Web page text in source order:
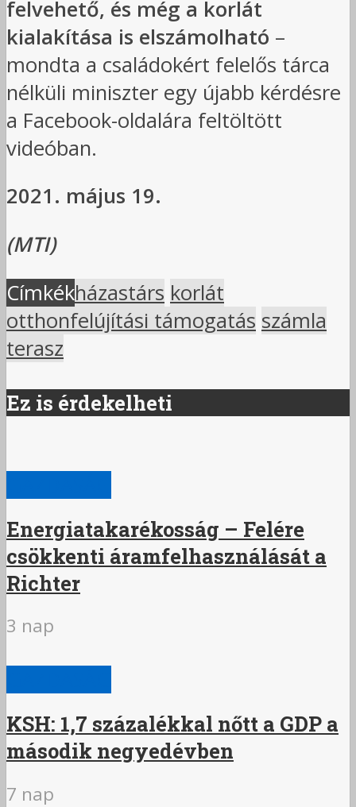
felvehető, és még a korlát
kialakítása is elszámolható –
mondta a családokért felelős tárca
nélküli miniszter egy újabb kérdésre
a Facebook-oldalára feltöltött
videóban.
2021. május 19.
(MTI)
Címkékházastárs korlát
otthonfelújítási támogatás számla
terasz
Ez is érdekelheti
Energiatakarékosság – Felére
csökkenti áramfelhasználását a
Richter
3 nap
KSH: 1,7 százalékkal nőtt a GDP a
második negyedévben
7 nap